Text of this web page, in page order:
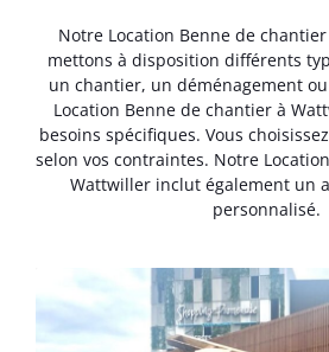
Notre Location Benne de
mettons à disposition différents
un chantier, un déménagement
Location Benne de chantier à
besoins spécifiques. Vous
selon vos contraintes. Notre
Wattwiller inclut également un
personnalisé.